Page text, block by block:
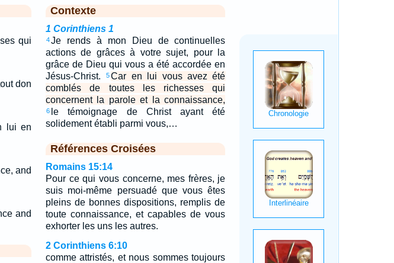
qui
don
lui en
and
and
Contexte
1 Corinthiens 1
4Je rends à mon Dieu de continuelles
actions de grâces à votre sujet, pour la
grâce de Dieu qui vous a été accordée en
Jésus-Christ.
5Car en lui vous avez été
comblés de toutes les richesses qui
concernent la parole et la connaissance,
6 le témoignage de Christ ayant été
solidement établi parmi vous,…
Références Croisées
Romains 15:14
Pour ce qui vous concerne, mes frères, je
suis moi-même persuadé que vous êtes
pleins de bonnes dispositions, remplis de
toute connaissance, et capables de vous
exhorter les uns les autres.
2 Corinthiens 6:10
comme attristés, et nous sommes toujours